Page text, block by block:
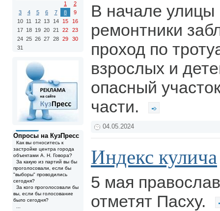
1
2
3
4 5 6 7 8
9
10 11 12 13 14 15
16
17 18 19 20 21 22
23
24 25 26 27 28 29
30
31
Опросы на КузПресс
Как вы относитесь к
застройке центра города
объектами А. Н. Говора?
За какую из партий вы бы
проголосовали, если бы
"выборы" проводились
сегодня?
За кого проголосовали бы
вы, если бы голосование
было сегодня?
В начале
ремонтники
проход по
взрослых и
опасный
части.
04.05.2024
Индекс кулича
5 мая
отметят Пасху.